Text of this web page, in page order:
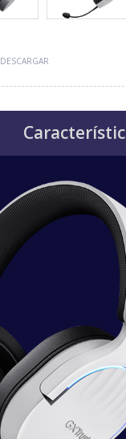
DESCARGAR